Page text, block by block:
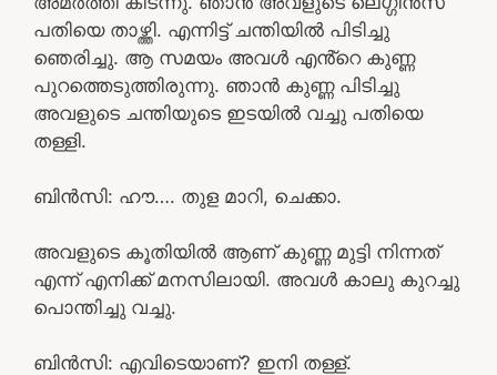
പതിയെ താഴ്ത്തി. എന്നിട്ട് ചന്തിയിൽ പിടിച്ചു
ഞെരിച്ചു. ആ സമയം അവൾ എൻ്റെ കുണ്ണ
പുറത്തെടുത്തിരുന്നു. ഞാൻ കുണ്ണ പിടിച്ചു
അവളുടെ ചന്തിയുടെ ഇടയിൽ വച്ചു പതിയെ
തള്ളി.
ബിൻസി: ഹൗ…. തുള മാറി, ചെക്കാ.
അവളുടെ കൂതിയിൽ ആണ് കുണ്ണ മുട്ടി നിന്നത്
എന്ന് എനിക്ക് മനസിലായി. അവൾ കാലു കുറച്ചു
പൊന്തിച്ചു വച്ചു.
ബിൻസി: എവിടെയാണ്? ഇനി തള്ള്.